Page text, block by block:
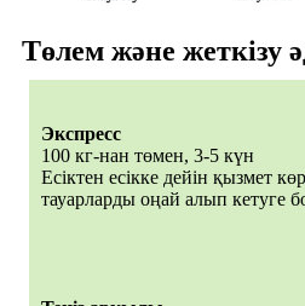
Төлем және жеткізу
Экспресс
100 кг-нан төмен, 3-5 күн
Есіктен есікке дейін қызмет
тауарларды оңай алып кетуге